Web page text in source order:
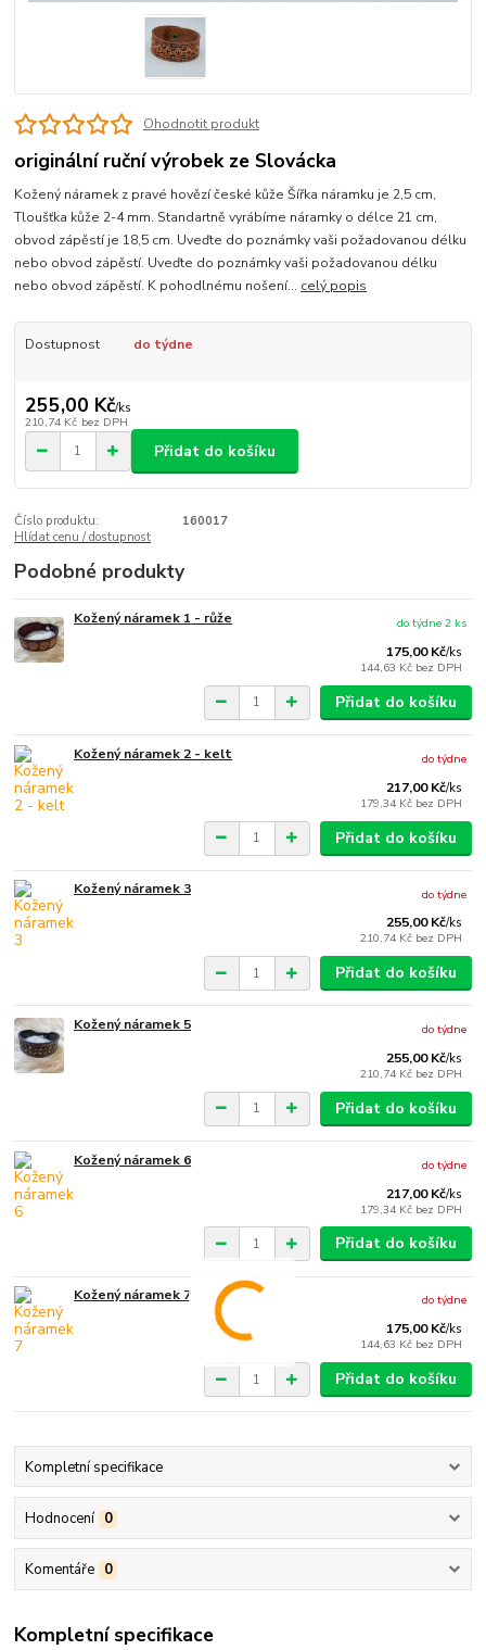
Ohodnotit produkt
originální ruční výrobek ze Slovácka
Kožený náramek z pravé hovězí české kůže Šířka náramku je 2,5 cm,
Tloušťka kůže 2-4 mm. Standartně vyrábíme náramky o délce 21 cm,
obvod zápěstí je 18,5 cm. Uveďte do poznámky vaši požadovanou délku
nebo obvod zápěstí. Uveďte do poznámky vaši požadovanou délku
nebo obvod zápěstí. K pohodlnému nošení... celý popis
Dostupnost do týdne
255,00 Kč/ks
210,74 Kč bez DPH
Přidat do košíku
Číslo produktu:
160017
Hlídat cenu / dostupnost
Podobné produkty
Kožený náramek 1 - růže
175,00 Kč/ks
144,63 Kč bez DPH
do týdne 2 ks
Přidat do košíku
Kožený náramek 2 - kelt
217,00 Kč/ks
179,34 Kč bez DPH
do týdne
Přidat do košíku
Kožený náramek 3
255,00 Kč/ks
210,74 Kč bez DPH
do týdne
Přidat do košíku
Kožený náramek 5
255,00 Kč/ks
210,74 Kč bez DPH
do týdne
Přidat do košíku
Kožený náramek 6
217,00 Kč/ks
179,34 Kč bez DPH
do týdne
Přidat do košíku
Kožený náramek 7
175,00 Kč/ks
144,63 Kč bez DPH
do týdne
Přidat do košíku
Kompletní specifikace
Hodnocení 0
Komentáře 0
Kompletní specifikace